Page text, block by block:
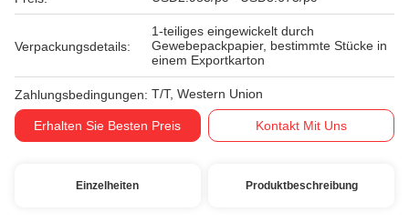
Verpackungsdetails:
1-teiliges eingewickelt durch
Gewebepackpapier, bestimmte Stücke in
einem Exportkarton
Zahlungsbedingungen: T/T, Western Union
Erhalten Sie Besten Preis Kontakt Mit Uns
Einzelheiten Produktbeschreibung